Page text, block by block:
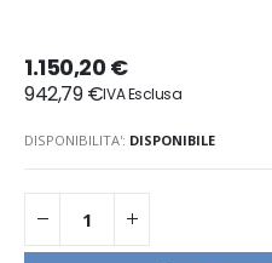
1.150,20 €
942,79 €
DISPONIBILITA': DISPONIBILE